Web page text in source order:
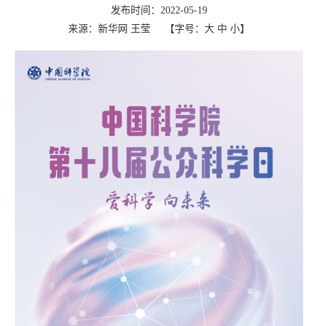
发布时间：2022-05-19
来源：新华网 王莹
【字号： 大 中 小】